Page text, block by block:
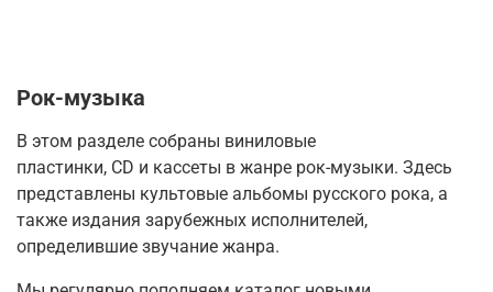
Рок-музыка
В этом разделе собраны виниловые
пластинки, CD и кассеты в жанре рок-музыки. Здесь
представлены культовые альбомы русского рока, а
также издания зарубежных исполнителей,
определившие звучание жанра.